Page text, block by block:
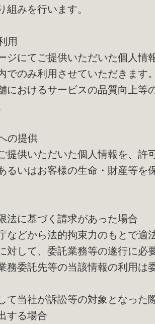
みを行います。
用
ジにてご提供いただいた個人情
でのみ利用させていただきます
におけるサービスの品質向上等
の提供
提供いただいた個人情報を、許
るいはお客様の生命・財産等を
法に基づく請求があった場合
などから法的拘束力のもとで適
対して、委託業務等の遂行に必
務委託先等の当該情報の利用は
て当社が訴訟等の対象となった
する場合